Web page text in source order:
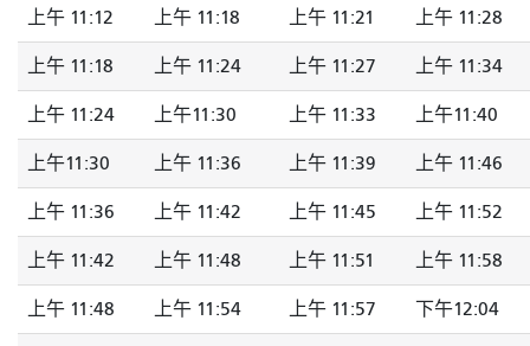
上午 11:12 上午 11:18 上午 11:21 上午 11:28
上午 11:18 上午 11:24 上午 11:27 上午 11:34
上午 11:24 上午11:30 上午 11:33 上午11:40
上午11:30 上午 11:36 上午 11:39 上午 11:46
上午 11:36 上午 11:42 上午 11:45 上午 11:52
上午 11:42 上午 11:48 上午 11:51 上午 11:58
上午 11:48 上午 11:54 上午 11:57 下午12:04